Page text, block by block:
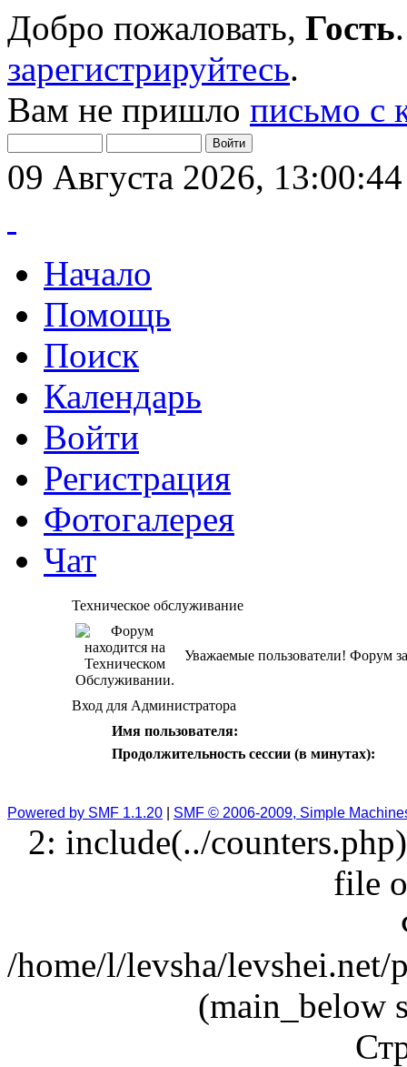
Добро пожаловать, Гость
зарегистрируйтесь.
Вам не пришло письмо с
09 Августа 2026, 13:00:44
Начало
Помощь
Поиск
Календарь
Войти
Регистрация
Фотогалерея
Чат
Техническое обслуживание
Уважаемые пользователи! Форум
Вход для Администратора
Имя пользователя:
Продолжительность сессии (в минутах):
Powered by SMF 1.1.20 SMF © 2006-2009, Simple
2: include(../
file
/home/l/levsha/
(main_below